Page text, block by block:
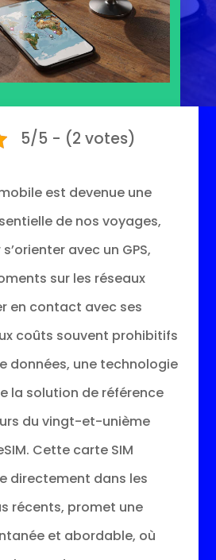
5/5 - (2 votes)
est devenue une
de nos voyages,
avec un GPS,
sur les réseaux
en contact avec ses
coûts souvent prohibitifs
données, une technologie
la solution de référence
du vingt-et-unième
Cette carte SIM
directement dans les
récents, promet une
et abordable, où